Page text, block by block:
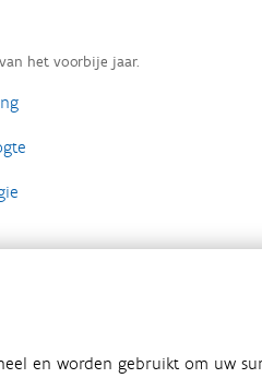
het voorbije jaar.
en worden gebruikt om uw